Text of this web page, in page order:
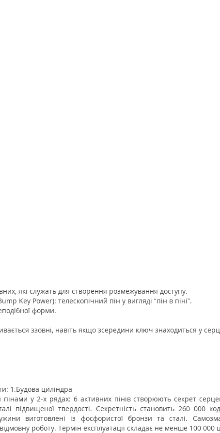
які служать для створення розмежування доступу.
Key Power): телескопічний пін у вигляді “пін в піні”.
форми.
ззовні, навіть якщо зсередини ключ знаходиться у
1.Будова циліндра
у 2-х рядах: 6 активних пінів створюють секрет
підвищеної твердості. Секретність становить 260 000
виготовлені із фосфористої бронзи та сталі.
роботу. Термін експлуатації складає не менше 100 000